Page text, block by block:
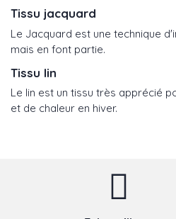
Tissu jacquard
Le Jacquard est une technique
mais en font partie.
Tissu lin
Le lin est un tissu très apprécié
et de chaleur en hiver.